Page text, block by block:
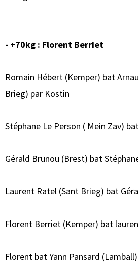
- +70kg : Florent Berriet
Romain Hébert (Kemper) bat
Brieg) par Kostin
Stéphane Le Person ( Mein Zav)
Gérald Brunou (Brest) bat
Laurent Ratel (Sant Brieg) bat
Florent Berriet (Kemper) bat
Florent bat Yann Pansard